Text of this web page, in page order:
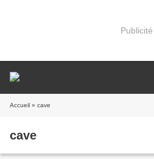
Publicité
Accueil » cave
cave